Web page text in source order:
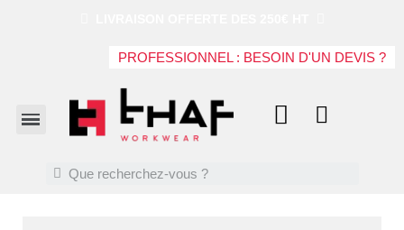
PROFESSIONNEL : BESOIN D'UN DEVIS ?